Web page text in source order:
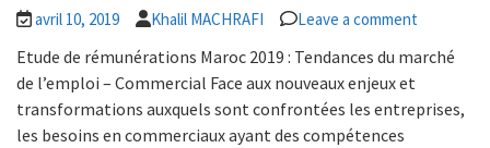
avril 10, 2019 Khalil MACHRAFI Leave a comment
Etude de rémunérations Maroc 2019 : Tendances du marché
de l’emploi – Commercial Face aux nouveaux enjeux et
transformations auxquels sont confrontées les entreprises,
les besoins en commerciaux ayant des compétences